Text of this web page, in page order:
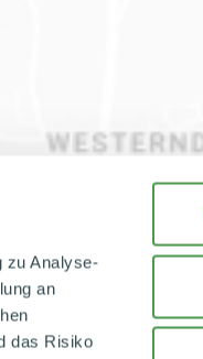
zu Analyse-
an
das Risiko